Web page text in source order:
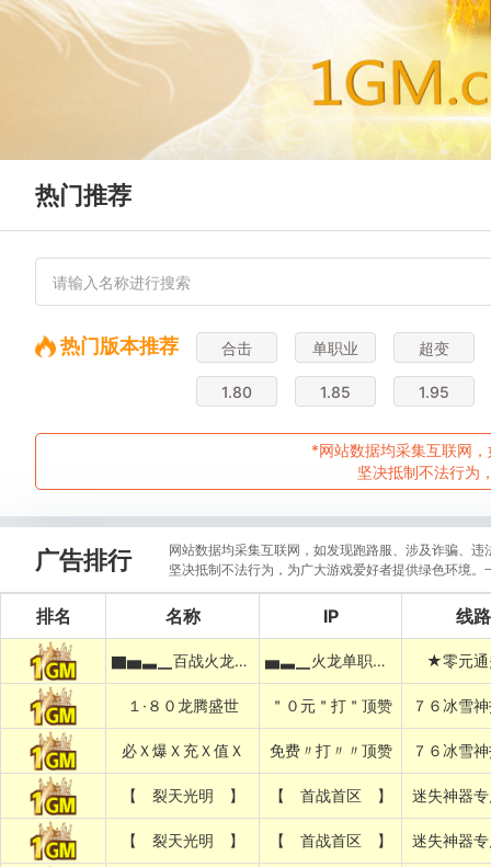
热门推荐
热门版本推荐 合击 单职业 超变
1.80 1.85 1.95
*网站数据均采集互联网
坚决抵制不法行为
广告排行
网站数据均采集互联网，如发现跑路服、涉及诈骗、
坚决抵制不法行为，为广大游戏爱好者提供绿色环境
排名 名称 IP 线路
▇▅▃▁百战火龙▁▃▅▇ ▅▃▁火龙单职业▁▃▅ ★零元
１·８０龙腾盛世 ＂０元＂打＂顶赞 ７６冰雪
必Ｘ爆Ｘ充Ｘ值Ｘ 免费〃打〃〃顶赞 ７６冰雪
【 裂天光明 】 【 首战首区 】 迷失神器
【 裂天光明 】 【 首战首区 】 迷失神器